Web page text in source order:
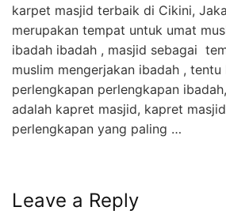
karpet masjid terbaik di Cikini,
merupakan tempat untuk umat
ibadah ibadah , masjid sebagai
muslim mengerjakan ibadah ,
perlengkapan perlengkapan
adalah kapret masjid, kapret
perlengkapan yang paling …
Leave a Reply